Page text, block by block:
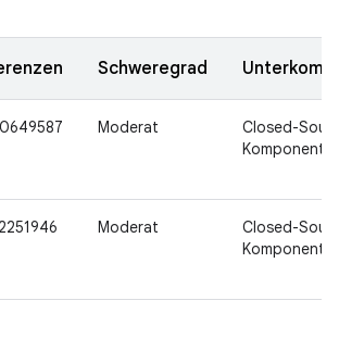
Schweregrad
Moderat
Closed-
Komponente
Moderat
Closed-
Komponente